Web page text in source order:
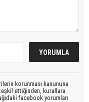
korunması kanununa
ettiğinden, kurallara
facebook yorumları